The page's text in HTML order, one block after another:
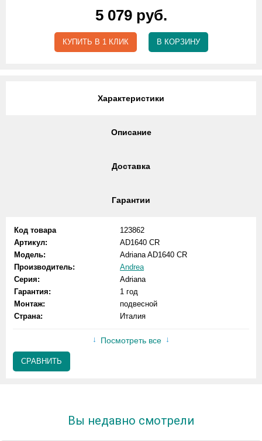
5 079 руб.
КУПИТЬ В 1 КЛИК В КОРЗИНУ
Характеристики
Описание
Доставка
Гарантии
Код товара
123862
Артикул:
AD1640 CR
Модель:
Adriana AD1640 CR
Производитель:
Andrea
Серия:
Adriana
Гарантия:
1 год
Монтаж:
подвесной
Страна:
Италия
Посмотреть все
СРАВНИТЬ
Вы недавно смотрели